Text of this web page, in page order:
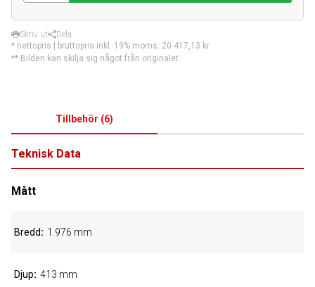
Skriv ut
Dela
* nettopris | bruttopris inkl. 19% moms: 20 417,13 kr
** Bilden kan skilja sig något från originalet.
Tillbehör (6)
Teknisk Data
Mått
Bredd 1.976 mm
Djup 413 mm